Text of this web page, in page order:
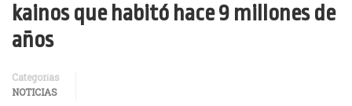
kainos que habitó hace 9 millones de
años
Categorías
NOTICIAS